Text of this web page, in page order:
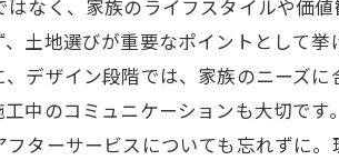
なく、家族のライフスタイルや価
土地選びが重要なポイントとして挙
デザイン段階では、家族のニーズに
中のコミュニケーションも大切です
ターサービスについても忘れずに。